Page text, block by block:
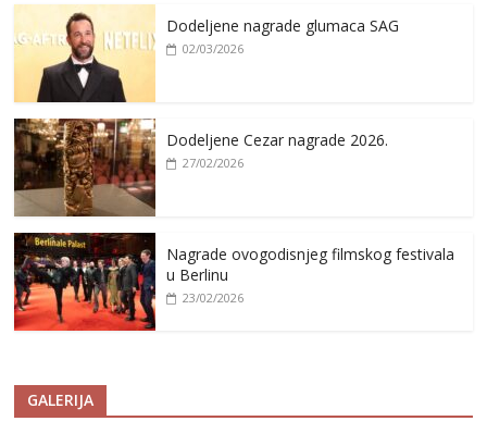
Dodeljene nagrade glumaca SAG
02/03/2026
Dodeljene Cezar nagrade 2026.
27/02/2026
Nagrade ovogodisnjeg filmskog festivala
u Berlinu
23/02/2026
GALERIJA